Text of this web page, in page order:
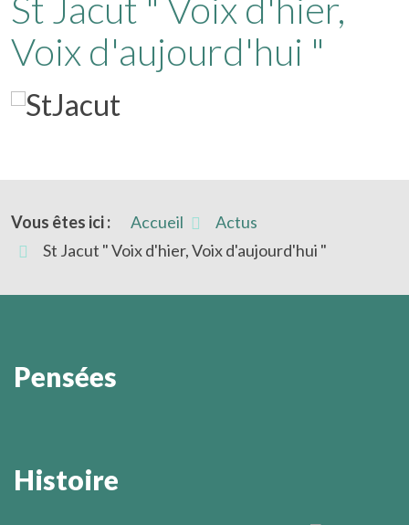
St Jacut " Voix d'hier,
Voix d'aujourd'hui "
Vous êtes ici : Accueil
Actus
St Jacut " Voix d'hier, Voix d'aujourd'hui "
Pensées
faudrait être pour devenir soi-même.
Histoire